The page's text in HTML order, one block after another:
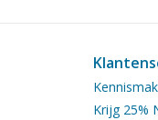
Krijg 25%